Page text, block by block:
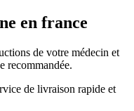
en france
de votre médecin et
recommandée.
de livraison rapide et